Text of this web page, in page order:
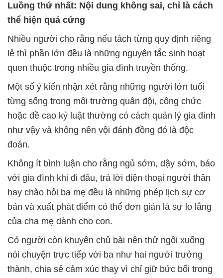
Luồng thứ nhất: Nội dung không sai, chỉ là cách
thể hiện quá cứng
Nhiều người cho rằng nếu tách từng quy định riêng
lẻ thì phần lớn đều là những nguyên tắc sinh hoạt
quen thuộc trong nhiều gia đình truyền thống.
Một số ý kiến nhận xét rằng những người lớn tuổi
từng sống trong môi trường quân đội, công chức
hoặc đề cao kỷ luật thường có cách quản lý gia đình
như vậy và không nên vội đánh đồng đó là độc
đoán.
Không ít bình luận cho rằng ngủ sớm, dậy sớm, báo
với gia đình khi đi đâu, trả lời điện thoại người thân
hay chào hỏi ba mẹ đều là những phép lịch sự cơ
bản và xuất phát điểm có thể đơn giản là sự lo lắng
của cha mẹ dành cho con.
Có người còn khuyên chủ bài nên thử ngồi xuống
nói chuyện trực tiếp với ba như hai người trưởng
thành, chia sẻ cảm xúc thay vì chỉ giữ bức bối trong